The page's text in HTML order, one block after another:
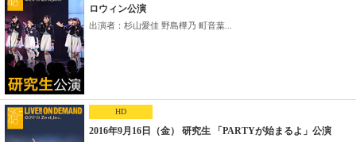
ロウィン公演
出演者：杉山愛佳 野島樺乃 町音葉...
HD
2016年9月16日（金） 研究生 「PARTYが始まるよ」公演